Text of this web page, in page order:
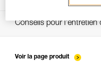
VerifEPI-
Conseils pour l'entretien
Voir la page produit